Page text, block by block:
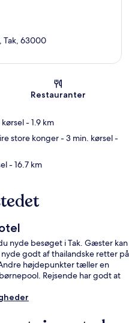
Tak, 63000
Restauranter
- 1.9 km
store konger- 3 min. kørsel-
- 16.7 km
nyde besøget i Tak. Gæster kan
godt af thailandske retter på
højdepunkter tæller en
Rejsende har godt at